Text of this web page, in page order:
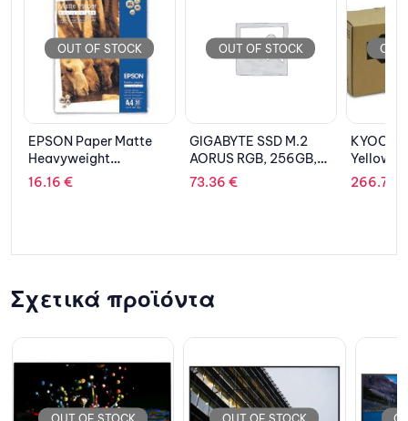
OUT OF STOCK
GIGABYTE SSD M.2
AORUS RGB, 256GB,
PCIe, NVMe, AES 256
73.36€
OUT OF STOCK
KYOCERA Toner
Yellow TK-5380Y
266.79
EPSON
Yellow
38.08
Σχετικά προϊόντα